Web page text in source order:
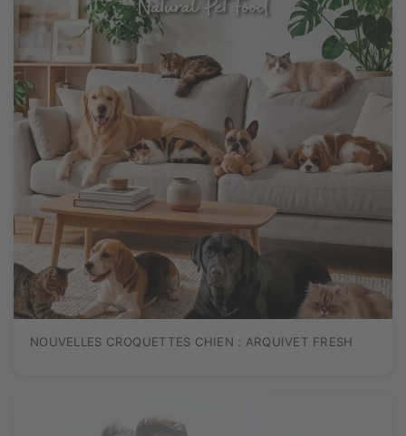
NOUVELLES CROQUETTES CHIEN : ARQUIVET FRESH